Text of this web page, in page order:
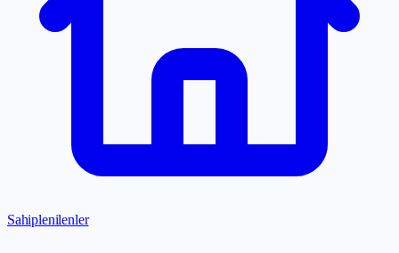
Sahiplenilenler